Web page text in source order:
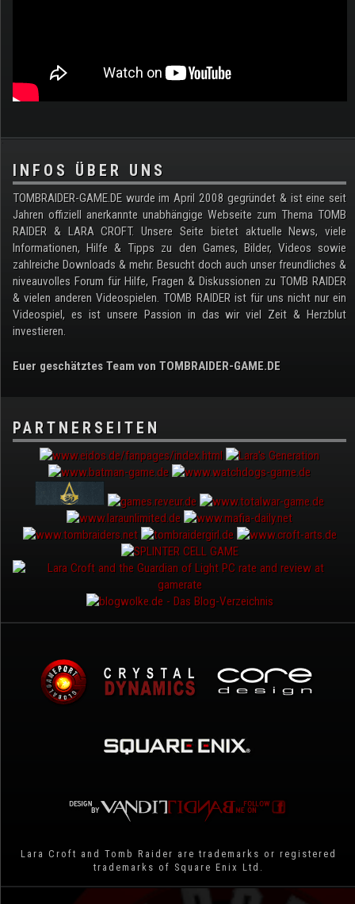
.
INFOS ÜBER UNS
TOMBRAIDER-GAME.DE wurde im April 2008 gegründet & ist eine seit
Jahren offiziell anerkannte unabhängige Webseite zum Thema TOMB
RAIDER & LARA CROFT. Unsere Seite bietet aktuelle News, viele
Informationen, Hilfe & Tipps zu den Games, Bilder, Videos sowie
zahlreiche Downloads & mehr. Besucht doch auch unser freundliches &
niveauvolles Forum für Hilfe, Fragen & Diskussionen zu TOMB RAIDER
& vielen anderen Videospielen. TOMB RAIDER ist für uns nicht nur ein
Videospiel, es ist unsere Passion in das wir viel Zeit & Herzblut
investieren.
Euer geschätztes Team von TOMBRAIDER-GAME.DE
PARTNERSEITEN
Lara Croft and Tomb Raider are trademarks or registered
trademarks of Square Enix Ltd.